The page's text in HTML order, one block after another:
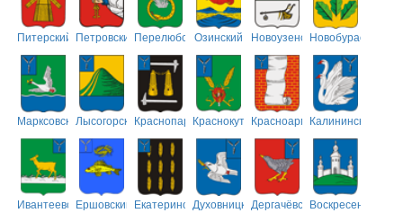
Питерский ПетровскийПерелюбскийОзинский НовоузенскийНовобурасский
МарксовскийЛысогорскийКраснопартизанский
КраснокутскийКрасноармейский
Калининский
ИвантеевскийЕршовский ЕкатериновскийДуховницкийДергачёвскийВоскресенский